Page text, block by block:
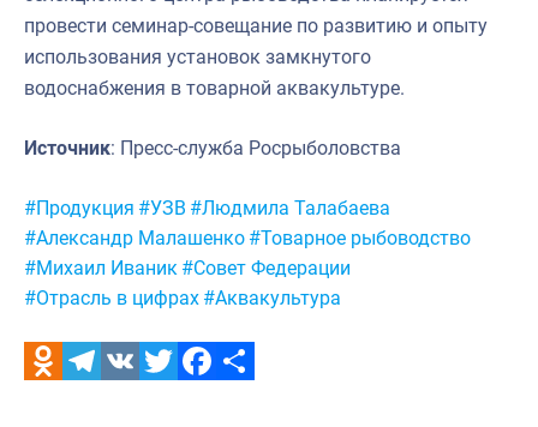
провести семинар-совещание по развитию и опыту
использования установок замкнутого
водоснабжения в товарной аквакультуре.
Источник: Пресс-служба Росрыболовства
Метки:
#Продукция #УЗВ #Людмила Талабаева
#Александр Малашенко #Товарное рыбоводство
#Михаил Иваник #Совет Федерации
#Отрасль в цифрах #Аквакультура